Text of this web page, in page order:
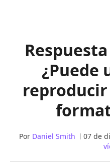
¿Puede
Por Daniel Smith 07 de